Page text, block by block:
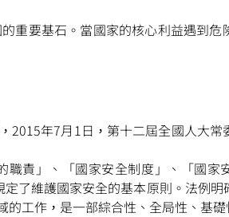
重要基石。當國家的核心利益遇到危
2015年7月1日，第十二屆全國人大常
責」、「國家安全制度」、「國家
了維護國家安全的基本原則。法例明
工作，是一部綜合性、全局性、基礎
微 小